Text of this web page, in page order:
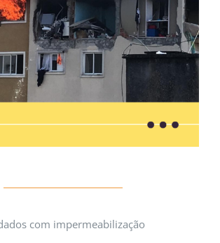
com impermeabilização